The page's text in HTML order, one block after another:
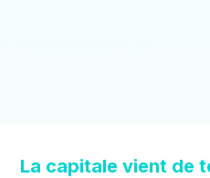
La capitale vient de